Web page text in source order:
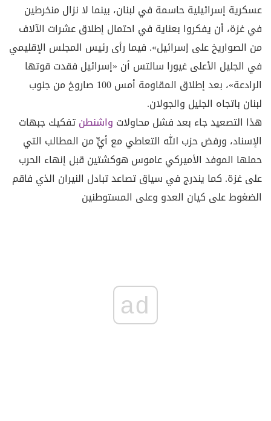
عسكرية إسرائيلية حاسمة في لبنان، بينما لا نزال منخرطين
في غزة، أن يفكروا بعناية في احتمال إطلاق عشرات الآلاف
من الصواريخ على إسرائيل». فيما رأى رئيس المجلس الإقليمي
في الجليل الأعلى غيورا سالتس أن «إسرائيل فقدت قوتها
الرادعة»، بعد إطلاق المقاومة أمس 100 صاروخ من جنوب
لبنان باتجاه الجليل والجولان.
هذا التصعيد جاء بعد فشل محاولات واشنطنتفكيك جبهات
الإسناد، ورفض حزب الله التعاطي مع أيٍّ من المطالب التي
حملها الموفد الأميركي عاموس هوكشتين قبل إنهاء الحرب
على غزة. كما يندرج في سياق تصاعد تبادل النيران الذي فاقم
الضغوط على كيان العدو وعلى المستوطنين
ad